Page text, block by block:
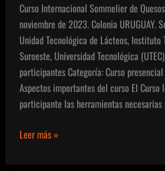
Curso Internacional Sommelier de
noviembre de 2023. Colonia URUGUAY.
Unidad Tecnológica de Lácteos, Instituto
Suroeste, Universidad Tecnológica
participantes Categoría: Curso
Aspectos importantes del curso El Curso
participante las herramientas necesarias
Curso
Leer más »